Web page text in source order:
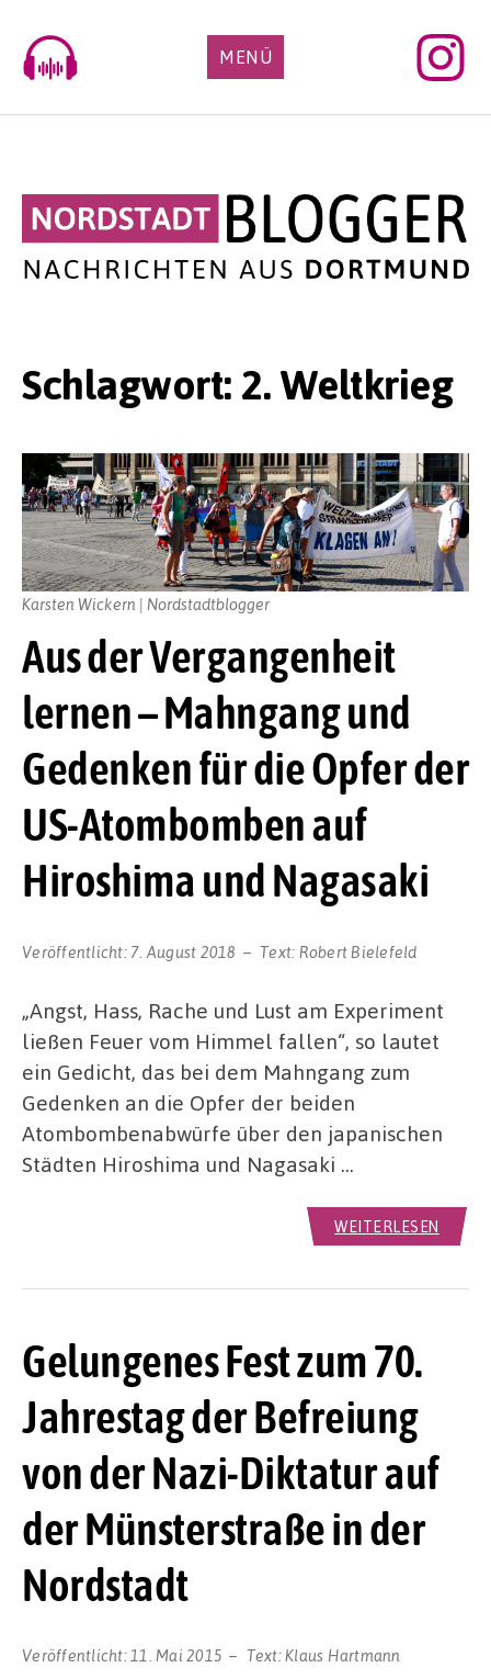
content
MENÜ
Schlagwort: 2. Weltkrieg
Aus der Vergangenheit
lernen – Mahngang und
Gedenken für die Opfer der
US-Atombomben auf
Hiroshima und Nagasaki
Veröffentlicht: 7. August 2018 Text: Robert Bielefeld
Karsten Wickern | Nordstadtblogger
„Angst, Hass, Rache und Lust am Experiment
ließen Feuer vom Himmel fallen“, so lautet
ein Gedicht, das bei dem Mahngang zum
Gedenken an die Opfer der beiden
Atombombenabwürfe über den japanischen
Städten Hiroshima und Nagasaki …
WEITERLESEN
Gelungenes Fest zum 70.
Jahrestag der Befreiung
von der Nazi-Diktatur auf
der Münsterstraße in der
Nordstadt
Veröffentlicht: 11. Mai 2015 Text:Klaus Hartmann